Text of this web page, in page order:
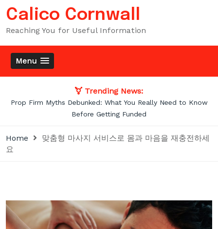
Skip
to
content
Calico Cornwall
Reaching You for Useful Information
Menu
Trending News:
Prop Firm Myths Debunked: What You Really Need to Know
Before Getting Funded
Home
맞춤형 마사지 서비스로 몸과 마음을 재충전하세
요